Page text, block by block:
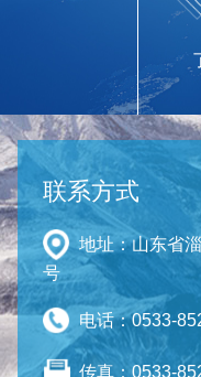
联系方式
地址：山东省
号
电话：0533-
传真：0533-